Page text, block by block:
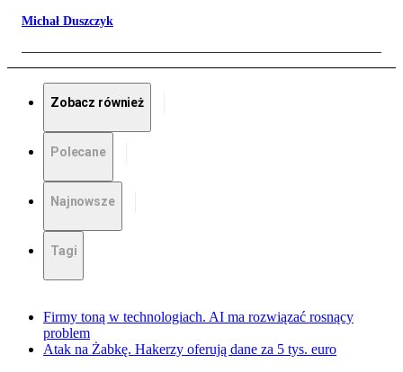
Michał Duszczyk
Zobacz również
Polecane
Najnowsze
Tagi
Firmy toną w technologiach. AI ma rozwiązać rosnący
problem
Atak na Żabkę. Hakerzy oferują dane za 5 tys. euro